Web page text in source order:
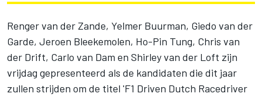
Renger van der Zande, Yelmer Buurman, Giedo van der
Garde, Jeroen Bleekemolen, Ho-Pin Tung, Chris van
der Drift, Carlo van Dam en Shirley van der Loft zijn
vrijdag gepresenteerd als de kandidaten die dit jaar
zullen strijden om de titel 'F1 Driven Dutch Racedriver